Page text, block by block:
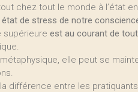
chez tout le monde à l’état
de stress de notre
est au courant de tout
métaphysique, elle peut se
différence entre les